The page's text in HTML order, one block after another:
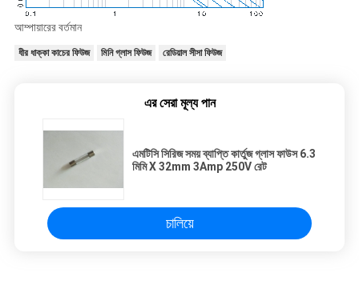
আম্পায়ারের বর্তমান
ধীর ধাক্কা কাচের ফিউজ মিনি গ্লাস ফিউজ রেডিয়াল সীসা ফিউজ
এর সেরা মূল্য পান
এমটিসি সিরিজ সময় ব্যাপ্তি কার্তুজ গ্লাস ফাউস 6.3
মিমি X 32mm 3Amp 250V রেট
চালিয়ে